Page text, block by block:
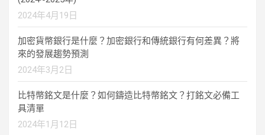
2024年4月19日
加密貨幣銀行是什麼？加密銀行和傳統銀行有何差異？將
來的發展趨勢預測
2024年3月2日
比特幣銘文是什麼？如何鑄造比特幣銘文？打銘文必備工
具清單
2024年1月12日